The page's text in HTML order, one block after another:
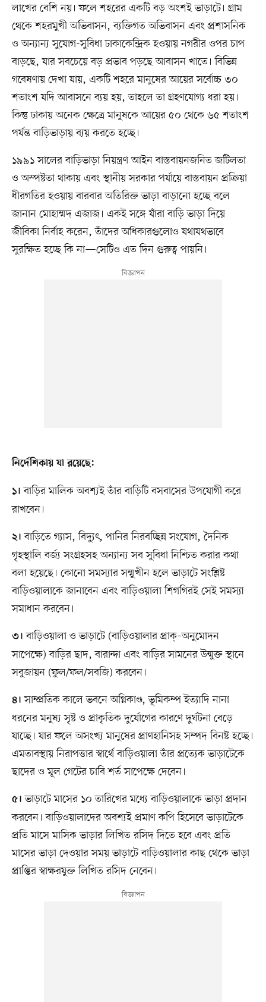
লাখের বেশি নয়। ফলে শহরের একটি বড় অংশই ভাড়াটে। গ্রাম
থেকে শহরমুখী অভিবাসন, ব্যক্তিগত অভিবাসন এবং প্রশাসনিক
ও অন্যান্য সুযোগ-সুবিধা ঢাকাকেন্দ্রিক হওয়ায় নগরীর ওপর চাপ
বাড়ছে, যার সবচেয়ে বড় প্রভাব পড়ছে আবাসন খাতে। বিভিন্ন
গবেষণায় দেখা যায়, একটি শহরে মানুষের আয়ের সর্বোচ্চ ৩০
শতাংশ যদি আবাসনে ব্যয় হয়, তাহলে তা গ্রহণযোগ্য ধরা হয়।
কিন্তু ঢাকায় অনেক ক্ষেত্রে মানুষকে আয়ের ৫০ থেকে ৬৫ শতাংশ
পর্যন্ত বাড়িভাড়ায় ব্যয় করতে হচ্ছে।
১৯৯১ সালের বাড়িভাড়া নিয়ন্ত্রণ আইন বাস্তবায়নজনিত জটিলতা
ও অস্পষ্টতা থাকায় এবং স্থানীয় সরকার পর্যায়ে বাস্তবায়ন প্রক্রিয়া
ধীরগতির হওয়ায় বারবার অতিরিক্ত ভাড়া বাড়ানো হচ্ছে বলে
জানান মোহাম্মদ এজাজ। একই সঙ্গে যাঁরা বাড়ি ভাড়া দিয়ে
জীবিকা নির্বাহ করেন, তাঁদের অধিকারগুলোও যথাযথভাবে
সুরক্ষিত হচ্ছে কি না—সেটিও এত দিন গুরুত্ব পায়নি।
নির্দেশিকায় যা রয়েছে:
১। বাড়ির মালিক অবশ্যই তাঁর বাড়িটি বসবাসের উপযোগী করে
রাখবেন।
২। বাড়িতে গ্যাস, বিদ্যুৎ, পানির নিরবচ্ছিন্ন সংযোগ, দৈনিক
গৃহস্থালি বর্জ্য সংগ্রহসহ অন্যান্য সব সুবিধা নিশ্চিত করার কথা
বলা হয়েছে। কোনো সমস্যার সম্মুখীন হলে ভাড়াটে সংশ্লিষ্ট
বাড়িওয়ালাকে জানাবেন এবং বাড়িওয়ালা শিগগিরই সেই সমস্যা
সমাধান করবেন।
৩। বাড়িওয়ালা ও ভাড়াটে (বাড়িওয়ালার প্রাক্‌–অনুমোদন
সাপেক্ষে) বাড়ির ছাদ, বারান্দা এবং বাড়ির সামনের উন্মুক্ত স্থানে
সবুজায়ন (ফুল/ফল/সবজি) করবেন।
৪। সাম্প্রতিক কালে ভবনে অগ্নিকাণ্ড, ভূমিকম্প ইত্যাদি নানা
ধরনের মনুষ্য সৃষ্ট ও প্রাকৃতিক দুর্যোগের কারণে দুর্ঘটনা বেড়ে
যাচ্ছে। যার ফলে অসংখ্য মানুষের প্রাণহানিসহ সম্পদ বিনষ্ট হচ্ছে।
এমতাবস্থায় নিরাপত্তার স্বার্থে বাড়িওয়ালা তাঁর প্রত্যেক ভাড়াটেকে
ছাদের ও মূল গেটের চাবি শর্ত সাপেক্ষে দেবেন।
৫। ভাড়াটে মাসের ১০ তারিখের মধ্যে বাড়িওয়ালাকে ভাড়া প্রদান
করবেন। বাড়িওয়ালাদের অবশ্যই প্রমাণ কপি হিসেবে ভাড়াটেকে
প্রতি মাসে মাসিক ভাড়ার লিখিত রসিদ দিতে হবে এবং প্রতি
মাসের ভাড়া দেওয়ার সময় ভাড়াটে বাড়িওয়ালার কাছ থেকে ভাড়া
প্রাপ্তির স্বাক্ষরযুক্ত লিখিত রসিদ নেবেন।